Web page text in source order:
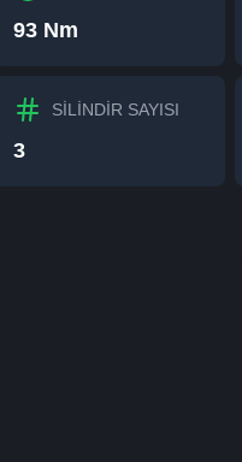
93 Nm
SİLİNDİR SAYISI
3